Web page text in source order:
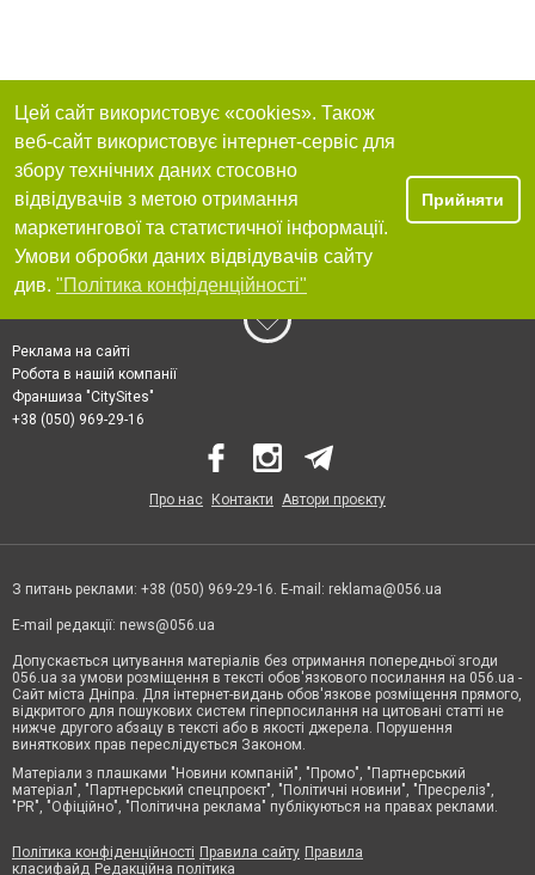
Цей сайт використовує «cookies». Також
веб-сайт використовує інтернет-сервіс для
збору технічних даних стосовно
відвідувачів з метою отримання
маркетингової та статистичної інформації.
Умови обробки даних відвідувачів сайту
див. "Політика конфіденційності"
Прийняти
Реклама на сайті
Робота в нашій компанії
Франшиза "CitySites"
+38 (050) 969-29-16
Про нас Контакти Автори проєкту
З питань реклами: +38 (050) 969-29-16. E-mail: reklama@056.ua
E-mail редакції: news@056.ua
Допускається цитування матеріалів без отримання попередньої згоди
056.ua за умови розміщення в тексті обов'язкового посилання на 056.ua -
Сайт міста Дніпра. Для інтернет-видань обов'язкове розміщення прямого,
відкритого для пошукових систем гіперпосилання на цитовані статті не
нижче другого абзацу в тексті або в якості джерела. Порушення
виняткових прав переслідується Законом.
Матеріали з плашками "Новини компаній", "Промо", "Партнерський
матеріал", "Партнерський спецпроєкт", "Політичні новини", "Пресреліз",
"PR", "Офіційно", "Політична реклама" публікуються на правах реклами.
Політика конфіденційності Правила сайту Правила
класифайд Редакційна політика